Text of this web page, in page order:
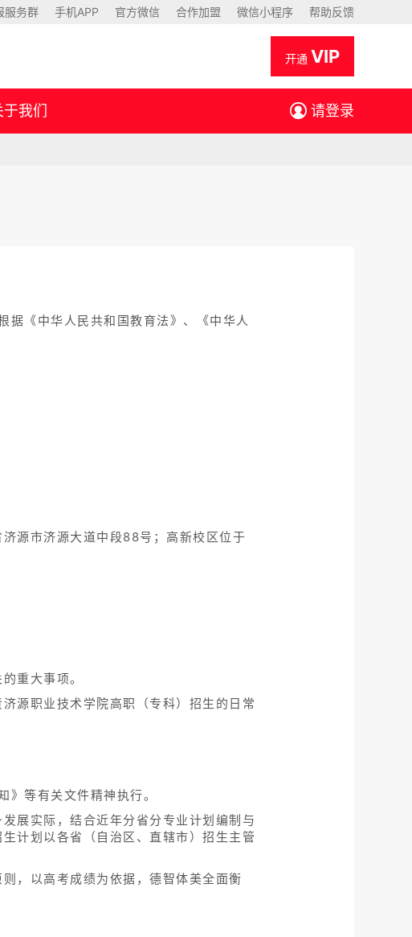
服务群 手机APP 官方微信 合作加盟 微信小程序 帮助反馈
开通 VIP
于我们 请登录
据《中华人民共和国教育法》、《中华人
源市济源大道中段88号；高新校区位于
重大事项。
源职业技术学院高职（专科）招生的日常
等有关文件精神执行。
展实际，结合近年分省分专业计划编制与
计划以各省（自治区、直辖市）招生主管
，以高考成绩为依据，德智体美全面衡